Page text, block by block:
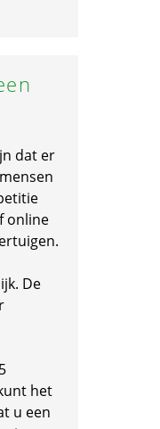
dat er
online
De
het
u een